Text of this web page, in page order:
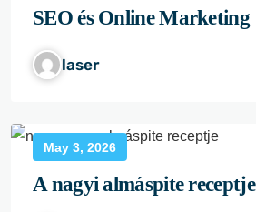
SEO és Online Marketing
laser
May 3, 2026
A nagyi almáspite receptje